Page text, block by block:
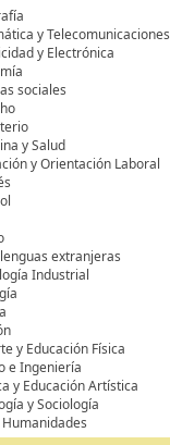
y Telecomunicaciones
y Electrónica
sociales
y Salud
y Orientación Laboral
extranjeras
Industrial
y Educación Física
e Ingeniería
y Educación Artística
y Sociología